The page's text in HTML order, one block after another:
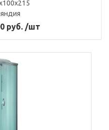
руб. /шт